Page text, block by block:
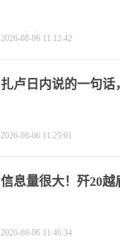
2026-08-06 11:12:42
扎卢日内说的一句
2026-08-06 11:25:01
信息量很大！歼20
2026-08-06 11:46:34